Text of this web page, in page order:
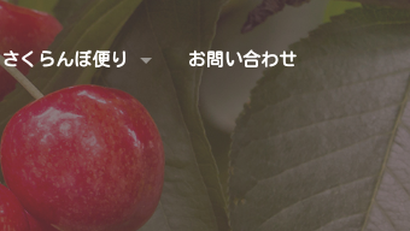
さくらんぼ便り お問い合わせ